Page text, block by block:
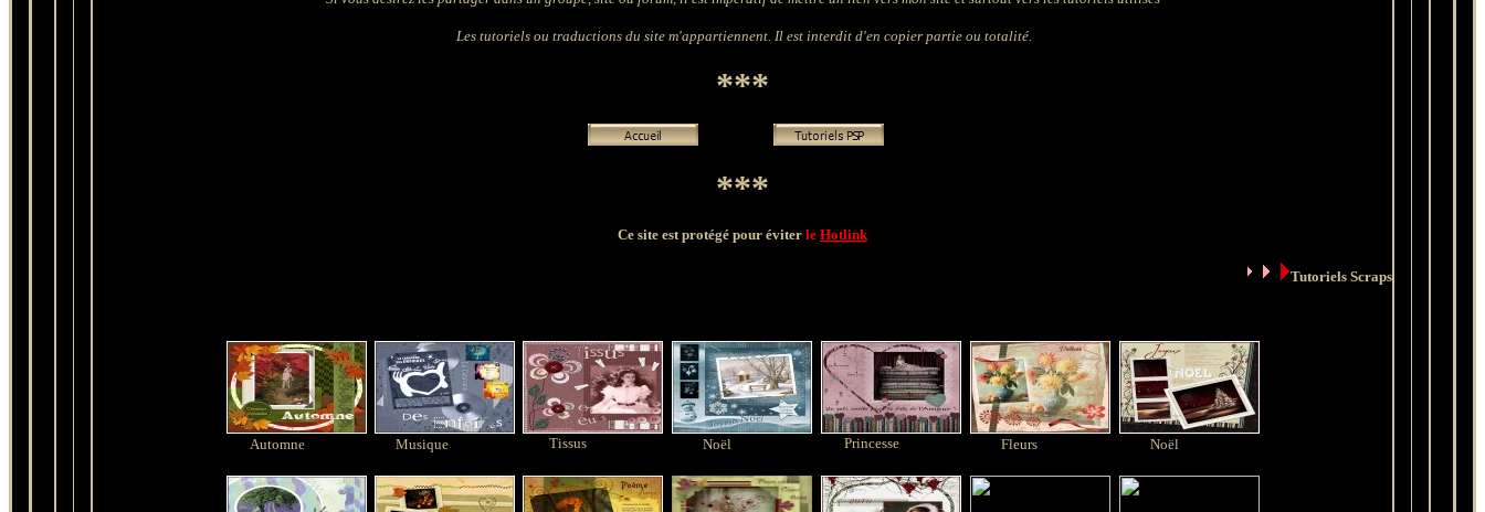
Les tutoriels ou traductions du site m'appartiennent. Il est interdit d'en copier partie ou totalité.
***
***
Ce site est protégé pour éviter le Hotlink
Tutoriels Scraps
Automne Musique Tissus Noël Princesse Fleurs Noël